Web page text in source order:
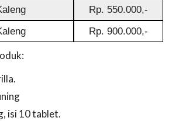
Rp. 550.000,-
Rp. 900.000,-
isi 10 tablet.